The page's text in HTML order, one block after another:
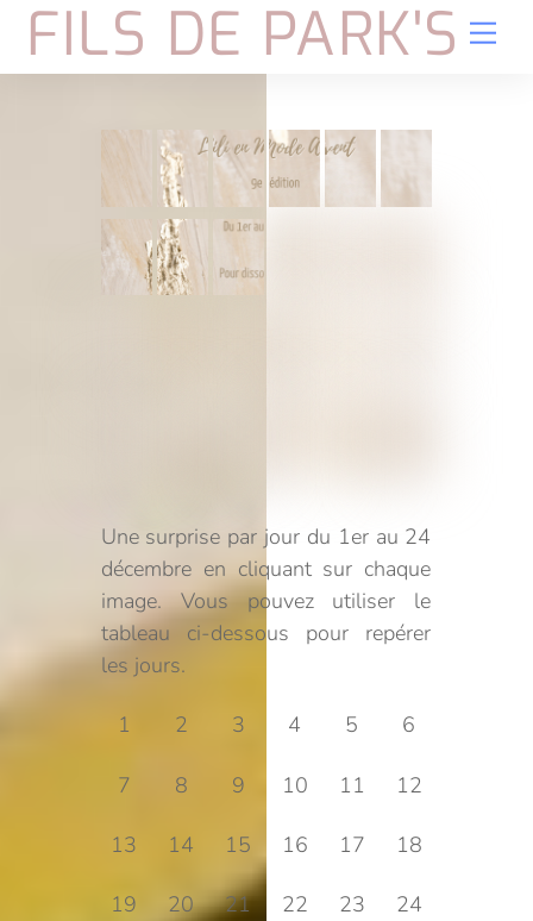
Skip
content
FILS DE PARK'S
Une surprise par jour du 1er au 24
décembre en cliquant sur chaque
image.Vous pouvez utiliser le
tableau ci-dessous pour repérer
les jours.
1
7
13
2
8
14
3
9
15
4
10
16
5
11
17
6
12
18
19 20 21 22 23 24